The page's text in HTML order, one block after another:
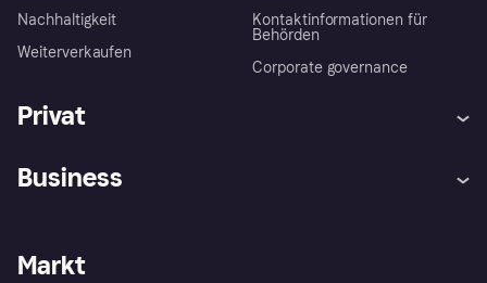
Nachhaltigkeit
Weiterverkaufen
Kontaktinformationen für
Behörden
Corporate governance
Privat
Shops entdecken
Business
Händlerportal
Markt